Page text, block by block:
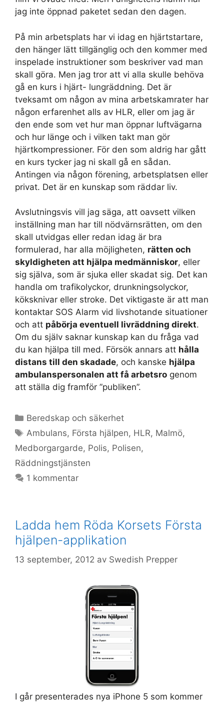
jag inte öppnad paketet sedan den dagen.
På min arbetsplats har vi idag en hjärtstartare,
den hänger lätt tillgänglig och den kommer med
inspelade instruktioner som beskriver vad man
skall göra. Men jag tror att vi alla skulle behöva
gå en kurs i hjärt- lungräddning. Det är
tveksamt om någon av mina arbetskamrater har
någon erfarenhet alls av HLR, eller om jag är
den ende som vet hur man öppnar luftvägarna
och hur länge och i vilken takt man gör
hjärtkompressioner. För den som aldrig har gått
en kurs tycker jag ni skall gå en sådan.
Antingen via någon förening, arbetsplatsen eller
privat. Det är en kunskap som räddar liv.
Avslutningsvis vill jag säga, att oavsett vilken
inställning man har till nödvärnsrätten, om den
skall utvidgas eller redan idag är bra
formulerad, har alla möjligheten, rätten och
skyldigheten att hjälpa medmänniskor, eller
sig själva, som är sjuka eller skadat sig. Det kan
handla om trafikolyckor, drunkningsolyckor,
köksknivar eller stroke. Det viktigaste är att man
kontaktar SOS Alarm vid livshotande situationer
och att påbörja eventuell livräddning direkt.
Om du själv saknar kunskap kan du fråga vad
du kan hjälpa till med. Försök annars att hålla
distans till den skadade, och kanske hjälpa
ambulanspersonalen att få arbetsro genom
att ställa dig framför ”publiken”.
Kategorier
Beredskap och säkerhet
Etiketter
Ambulans, Första hjälpen, HLR, Malmö,
Medborgargarde, Polis, Polisen,
Räddningstjänsten
1 kommentar
Ladda hem Röda Korsets Första
hjälpen-applikation
13 september, 2012 av Swedish Prepper
I går presenterades nya iPhone 5 som kommer